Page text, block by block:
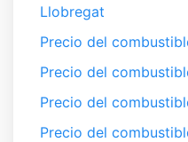
Llobregat
Precio del
Precio del
Precio del
Precio del